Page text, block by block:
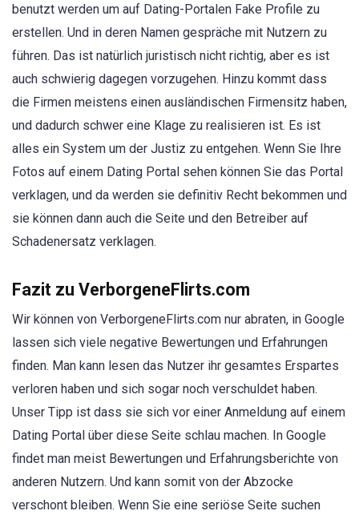
benutzt werden um auf Dating-Portalen Fake Profile zu
erstellen. Und in deren Namen gespräche mit Nutzern zu
führen. Das ist natürlich juristisch nicht richtig, aber es ist
auch schwierig dagegen vorzugehen. Hinzu kommt dass
die Firmen meistens einen ausländischen Firmensitz haben,
und dadurch schwer eine Klage zu realisieren ist. Es ist
alles ein System um der Justiz zu entgehen. Wenn Sie Ihre
Fotos auf einem Dating Portal sehen können Sie das Portal
verklagen, und da werden sie definitiv Recht bekommen und
sie können dann auch die Seite und den Betreiber auf
Schadenersatz verklagen.
Fazit zu VerborgeneFlirts.com
Wir können von VerborgeneFlirts.com nur abraten, in Google
lassen sich viele negative Bewertungen und Erfahrungen
finden. Man kann lesen das Nutzer ihr gesamtes Erspartes
verloren haben und sich sogar noch verschuldet haben.
Unser Tipp ist dass sie sich vor einer Anmeldung auf einem
Dating Portal über diese Seite schlau machen. In Google
findet man meist Bewertungen und Erfahrungsberichte von
anderen Nutzern. Und kann somit von der Abzocke
verschont bleiben. Wenn Sie eine seriöse Seite suchen